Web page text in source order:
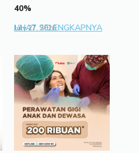
40%
July 27, 2026
LIHAT SELENGKAPNYA